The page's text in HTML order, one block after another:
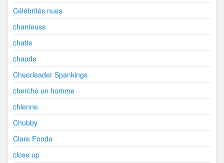
Célébrités nues
chanteuse
chatte
chaude
Cheerleader Spankings
cherche un homme
chienne
Chubby
Clare Fonda
close up